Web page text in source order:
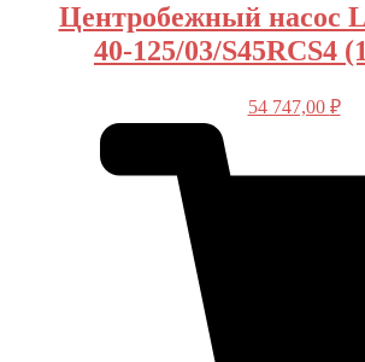
Центробежный насос
40-125/03/S45RCS4
54 747,00 ₽